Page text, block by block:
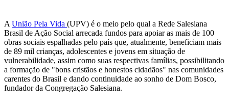
A União Pela Vida (UPV) é o meio pelo qual a Rede Salesiana
Brasil de Ação Social arrecada fundos para apoiar as mais de 100
obras sociais espalhadas pelo país que, atualmente, beneficiam mais
de 89 mil crianças, adolescentes e jovens em situação de
vulnerabilidade, assim como suas respectivas famílias, possibilitando
a formação de "bons cristãos e honestos cidadãos" nas comunidades
carentes do Brasil e dando continuidade ao sonho de Dom Bosco,
fundador da Congregação Salesiana.